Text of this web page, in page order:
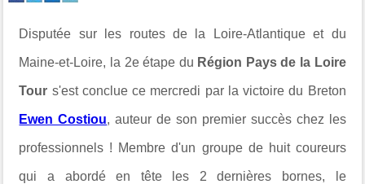
Disputée sur les routes de la Loire-Atlantique et du
Maine-et-Loire, la 2e étape du Région Pays de la Loire
Tour s'est conclue ce mercredi par la victoire du Breton
Ewen Costiou, auteur de son premier succès chez les
professionnels ! Membre d'un groupe de huit coureurs
qui a abordé en tête les 2 dernières bornes, le